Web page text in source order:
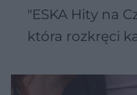
"ESKA Hity na
która rozkręci